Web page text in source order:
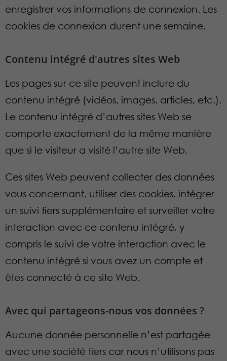
enregistrer vos informations de connexion. Les
cookies de connexion durent une semaine.
Contenu intégré d'autres sites Web
Les pages sur ce site peuvent inclure du
contenu intégré (vidéos, images, articles, etc.).
Le contenu intégré d’autres sites Web se
comporte exactement de la même manière
que si le visiteur a visité l’autre site Web.
Ces sites Web peuvent collecter des données
vous concernant, utiliser des cookies, intégrer
un suivi tiers supplémentaire et surveiller votre
interaction avec ce contenu intégré, y
compris le suivi de votre interaction avec le
contenu intégré si vous avez un compte et
êtes connecté à ce site Web.
Avec qui partageons-nous vos données ?
Aucune donnée personnelle n’est partagée
avec une société tiers car nous n’utilisons pas